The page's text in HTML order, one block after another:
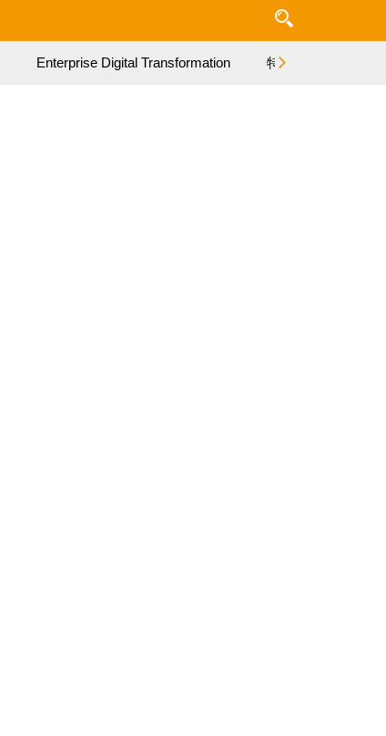
Enterprise Digital Transformation 特集